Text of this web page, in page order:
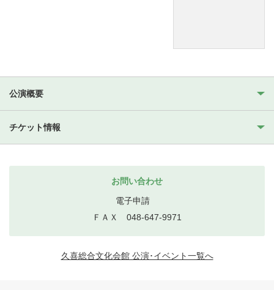
公演概要
チケット情報
お問い合わせ
電子申請
ＦＡＸ 048-647-9971
久喜総合文化会館 公演･イベント一覧へ